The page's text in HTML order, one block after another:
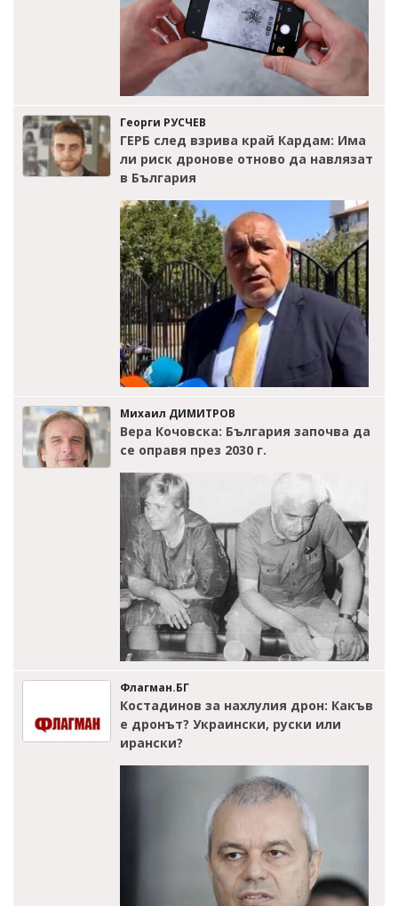
Георги РУСЧЕВ
ГЕРБ след взрива край Кардам: Има
ли риск дронове отново да навлязат
в България
Михаил ДИМИТРОВ
Вера Кочовска: България започва да
се оправя през 2030 г.
Флагман.БГ
Костадинов за нахлулия дрон: Какъв
е дронът? Украински, руски или
ирански?